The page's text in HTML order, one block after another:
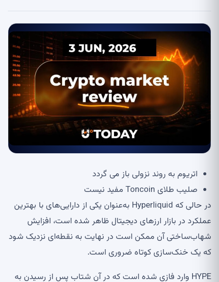
اتریوم به روند نزولی باز می گردد
صلیب طلای Toncoin مفید نیست
در حالی که Hyperliquid به‌عنوان یکی از دارایی‌های با بهترین
عملکرد در بازار ارزهای دیجیتال ظاهر شده است، افزایش
شهاب‌ساختی آن ممکن است در نهایت به نقطه‌ای نزدیک شود
که یک خنک‌سازی کوتاه ضروری است.
HYPE وارد فازی شده است که در آن شتاب پس از رسیدن به